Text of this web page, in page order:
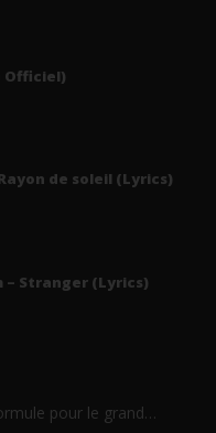
Officiel)
de soleil (Lyrics)
– Stranger (Lyrics)
pour le grand…